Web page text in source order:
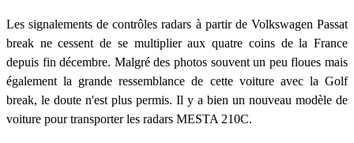
Les signalements de contrôles radars à partir de Volkswagen Passat
break ne cessent de se multiplier aux quatre coins de la France
depuis fin décembre. Malgré des photos souvent un peu floues mais
également la grande ressemblance de cette voiture avec la Golf
break, le doute n'est plus permis. Il y a bien un nouveau modèle de
voiture pour transporter les radars MESTA 210C.